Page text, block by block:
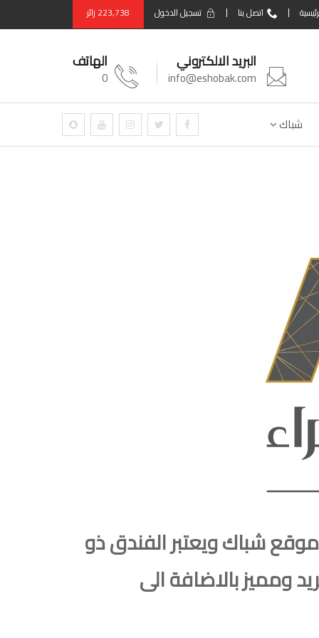
اتصل بنا تسجيل الدخول 223,738 زائر
الهاتف
0
البريد الالكتروني
info@eshobak.com
شباك
شباك ويعتبر الفندق ذو
ومميز بالاضافة الى